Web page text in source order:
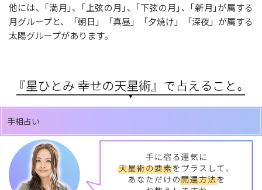
他には、｢満月｣、｢上弦の月｣、｢下弦の月｣、｢新月｣が属する
月グループと、「朝日」「真昼」「夕焼け」「深夜」が属する
太陽グループがあります。
手相占い